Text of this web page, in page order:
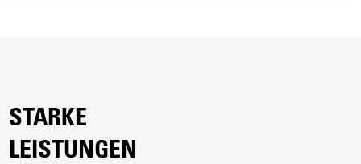
STARKE
LEISTUNGEN